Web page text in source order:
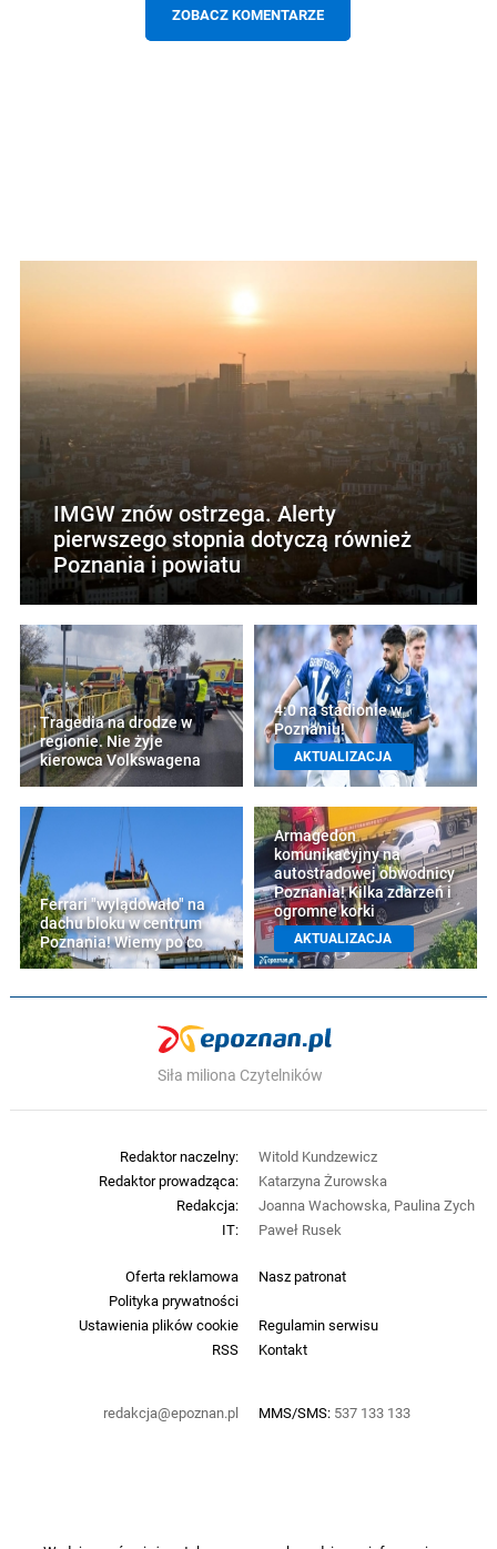
ZOBACZ KOMENTARZE
IMGW znów ostrzega. Alerty
pierwszego stopnia dotyczą również
Poznania i powiatu
Tragedia na drodze w
regionie. Nie żyje
kierowca Volkswagena
4:0 na stadionie w
Poznaniu!
AKTUALIZACJA
Ferrari "wylądowało" na
dachu bloku w centrum
Poznania! Wiemy po co
Armagedon
komunikacyjny na
autostradowej obwodnicy
Poznania! Kilka zdarzeń i
ogromne korki
AKTUALIZACJA
Siła miliona Czytelników
Oferta reklamowa
Nasz patronat
Polityka prywatności
Ustawienia plików cookie
Regulamin serwisu
RSS
Kontakt
redakcja@epoznan.pl MMS/SMS: 537 133 133
Redaktor naczelny:
Witold Kundzewicz
Redaktor prowadząca:
Katarzyna Żurowska
Redakcja:
Joanna Wachowska, Paulina Zych
IT:
Paweł Rusek